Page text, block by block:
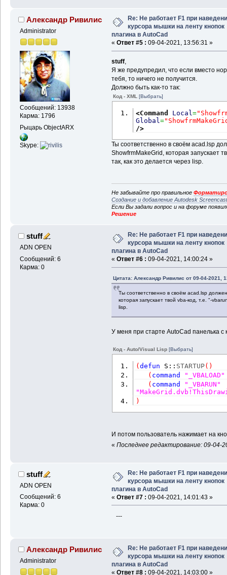
Александр Ривилис
Administrator
Сообщений: 13938
Карма: 1796
Рыцарь ObjectARX
Skype:
Re: Не работает F1 при
курсора мышки на ленту кнопок
плагина в AutoCad
« Ответ #5 : 09-04-2021, 13:56:31 »
stuff,
Я же предупредил, что если вместо
тебя, то ничего не получится.
Должно быть как-то так:
Код - XML [Выбрать]
<Command Local=
Global=
/>
Ты соответственно в своём acad.lsp
ShowfrmMakeGrid, которая запускает
так, как это делается через lisp.
Не забывайте про правильное
Создание и добавление Autodesk
Если Вы задали вопрос и на форуме
Решение
stuff
ADN OPEN
Сообщений: 6
Карма: 0
Re: Не работает F1 при
курсора мышки на ленту кнопок
плагина в AutoCad
« Ответ #6 : 09-04-2021, 14:00:24 »
Цитата: Александр Ривилис от 09-04-2021,
Ты соответственно в своём acad.lsp
которая запускает твой vba-код, т.е. "-
lisp.
У меня при старте AutoCad панелька с
Код - Auto/Visual Lisp [Выбрать]
(defun S:: STARTUP( )
( command
"_VBALOAD"
( command
"_VBARUN"
)
И потом пользователь нажимает на
« Последнее редактирование: 09-04-
stuff
ADN OPEN
Сообщений: 6
Карма: 0
Re: Не работает F1 при
курсора мышки на ленту кнопок
плагина в AutoCad
« Ответ #7 : 09-04-2021, 14:01:43 »
---
Александр Ривилис
Administrator
Re: Не работает F1 при
курсора мышки на ленту кнопок
плагина в AutoCad
« Ответ #8 : 09-04-2021, 14:03:00 »